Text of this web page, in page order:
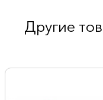
Другие